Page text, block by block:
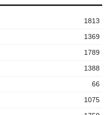
1813
1369
1789
1388
66
1075